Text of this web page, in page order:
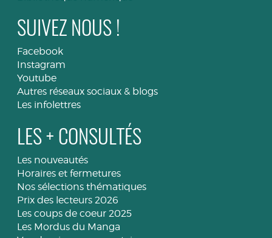
SUIVEZ NOUS !
Facebook
Instagram
Youtube
Autres réseaux sociaux & blogs
Les infolettres
LES + CONSULTÉS
Les nouveautés
Horaires et fermetures
Nos sélections thématiques
Prix des lecteurs 2026
Les coups de coeur 2025
Les Mordus du Manga